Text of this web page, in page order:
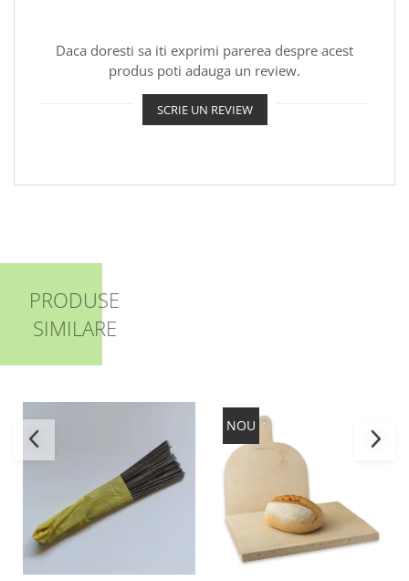
Daca doresti sa iti exprimi parerea despre acest
produs poti adauga un review.
SCRIE UN REVIEW
PRODUSE
SIMILARE
NOU